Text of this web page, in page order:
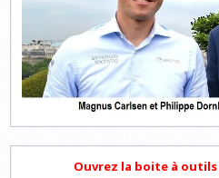
Ouvrez la boite à